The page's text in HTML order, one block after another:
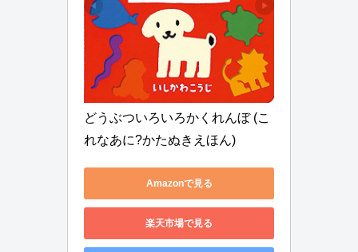
どうぶついろいろかくれんぼ (こ
れなあに?かたぬきえほん)
Amazonで見る
楽天市場で見る